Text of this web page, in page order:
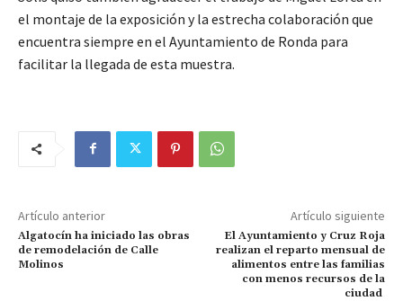
el montaje de la exposición y la estrecha colaboración que
encuentra siempre en el Ayuntamiento de Ronda para
facilitar la llegada de esta muestra.
Artículo anterior
Algatocín ha iniciado las obras
de remodelación de Calle
Molinos
Artículo siguiente
El Ayuntamiento y Cruz Roja
realizan el reparto mensual de
alimentos entre las familias
con menos recursos de la
ciudad